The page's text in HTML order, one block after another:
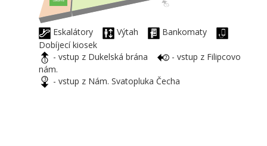
Eskalátory Výtah
Bankomaty
Dobíjecí kiosek
- vstup z Dukelská brána
- vstup z Filipcovo
nám.
- vstup z Nám. Svatopluka Čecha